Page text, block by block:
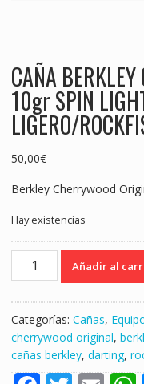
CAÑA
10gr SPIN
LIGERO/
50,00€
Berkley Cherrywood
Hay existencias
CAÑA
2-
10gr
SPIN
Añadir al
Categorías: Cañas,
cherrywood original,
cañas berkley, darting,